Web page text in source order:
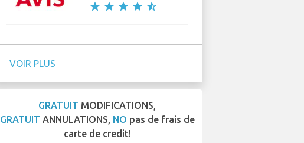
star star star star star_half
VOIR PLUS
GRATUIT MODIFICATIONS,
GRATUIT ANNULATIONS, NO pas de frais de
carte de credit!